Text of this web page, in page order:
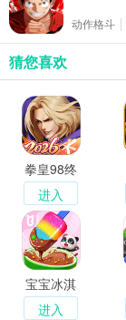
动作格斗
猜您喜欢
拳皇98终
极之战OL
进入
宝宝冰淇
淋工厂
进入